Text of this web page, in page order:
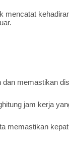
mencatat
memastikan
jam kerja
memastikan